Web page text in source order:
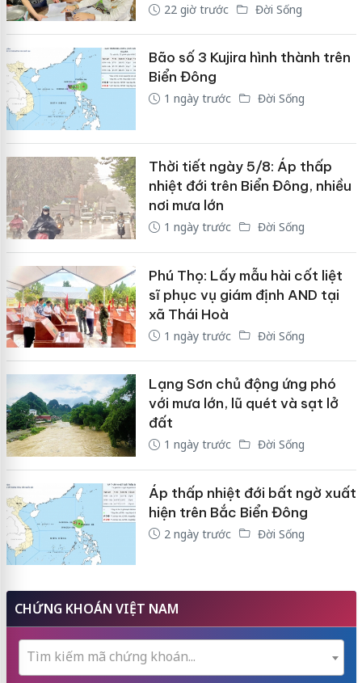
22 giờ trước Đời Sống
Bão số 3 Kujira hình thành trên
Biển Đông
1 ngày trước Đời Sống
Thời tiết ngày 5/8: Áp thấp
nhiệt đới trên Biển Đông, nhiều
nơi mưa lớn
1 ngày trước Đời Sống
Phú Thọ: Lấy mẫu hài cốt liệt
sĩ phục vụ giám định AND tại
xã Thái Hoà
1 ngày trước Đời Sống
Lạng Sơn chủ động ứng phó
với mưa lớn, lũ quét và sạt lở
đất
1 ngày trước Đời Sống
Áp thấp nhiệt đới bất ngờ xuất
hiện trên Bắc Biển Đông
2 ngày trước Đời Sống
CHỨNG KHOÁN VIỆT NAM
Tìm kiếm mã chứng khoán...